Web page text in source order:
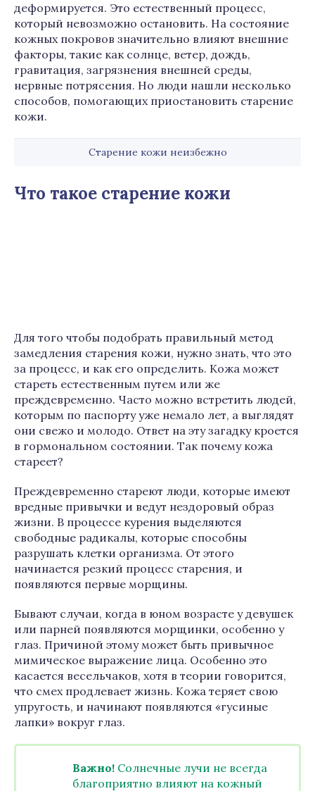
деформируется. Это естественный процесс,
который невозможно остановить. На состояние
кожных покровов значительно влияют внешние
факторы, такие как солнце, ветер, дождь,
гравитация, загрязнения внешней среды,
нервные потрясения. Но люди нашли несколько
способов, помогающих приостановить старение
кожи.
Старение кожи неизбежно
Что такое старение кожи
Для того чтобы подобрать правильный метод
замедления старения кожи, нужно знать, что это
за процесс, и как его определить. Кожа может
стареть естественным путем или же
преждевременно. Часто можно встретить людей,
которым по паспорту уже немало лет, а выглядят
они свежо и молодо. Ответ на эту загадку кроется
в гормональном состоянии. Так почему кожа
стареет?
Преждевременно стареют люди, которые имеют
вредные привычки и ведут нездоровый образ
жизни. В процессе курения выделяются
свободные радикалы, которые способны
разрушать клетки организма. От этого
начинается резкий процесс старения, и
появляются первые морщины.
Бывают случаи, когда в юном возрасте у девушек
или парней появляются морщинки, особенно у
глаз. Причиной этому может быть привычное
мимическое выражение лица. Особенно это
касается весельчаков, хотя в теории говорится,
что смех продлевает жизнь. Кожа теряет свою
упругость, и начинают появляются «гусиные
лапки» вокруг глаз.
Важно! Солнечные лучи не всегда
благоприятно влияют на кожный